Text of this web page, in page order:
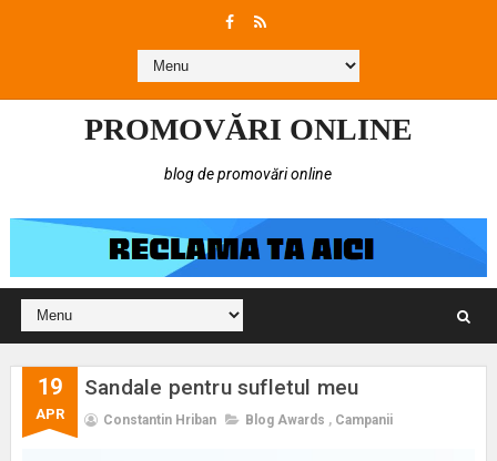
PROMOVĂRI ONLINE
blog de promovări online
19
APR
Sandale pentru sufletul meu
Constantin Hriban Blog Awards , Campanii